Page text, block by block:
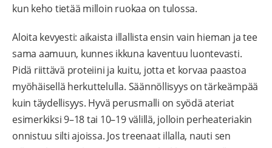
kun keho tietää milloin ruokaa on tulossa.
Aloita kevyesti: aikaista illallista ensin vain hieman ja tee
sama aamuun, kunnes ikkuna kaventuu luontevasti.
Pidä riittävä proteiini ja kuitu, jotta et korvaa paastoa
myöhäisellä herkuttelulla. Säännöllisyys on tärkeämpää
kuin täydellisyys. Hyvä perusmalli on syödä ateriat
esimerkiksi 9–18 tai 10–19 välillä, jolloin perheateriakin
onnistuu silti ajoissa. Jos treenaat illalla, nauti sen